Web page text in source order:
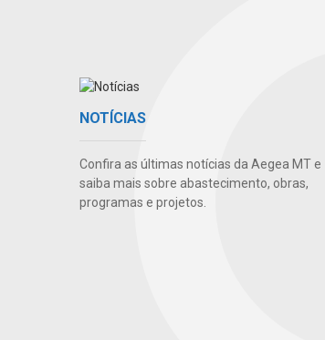
NOTÍCIAS
Confira as últimas notícias da Aegea MT e
saiba mais sobre abastecimento, obras,
programas e projetos.